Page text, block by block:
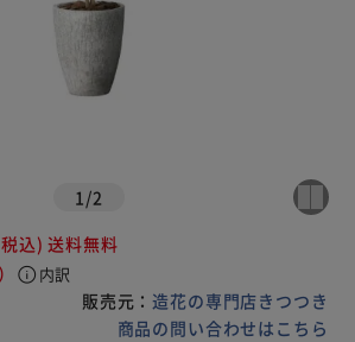
1 /2
込) 送料無料
info 内訳
販売元：造花の専門店きつつき
商品の問い合わせはこちら